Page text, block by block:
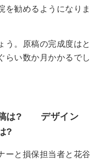
を勧めるようになりま
う。原稿の完成度はと
らい数か月かかるでし
は? デザイン
?
ーと損保担当者と花谷